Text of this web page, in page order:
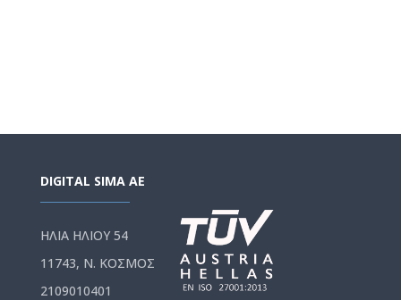
DIGITAL SIMA AE
ΗΛΙΑ ΗΛΙΟΥ 54
11743, Ν. ΚΟΣΜΟΣ
2109010401